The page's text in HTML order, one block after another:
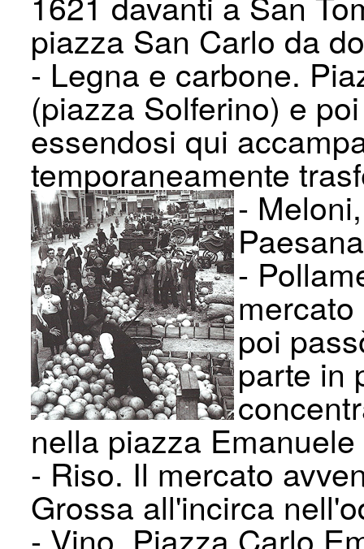
piazza San Carlo da
- Legna e carbone.
(piazza Solfe­rino) e
essendosi qui
temporaneamente
-
-
poi
parte in
nella piazza
- Riso. Il mercato
Grossa all'in­circa
- Vino. Piazza Carlo